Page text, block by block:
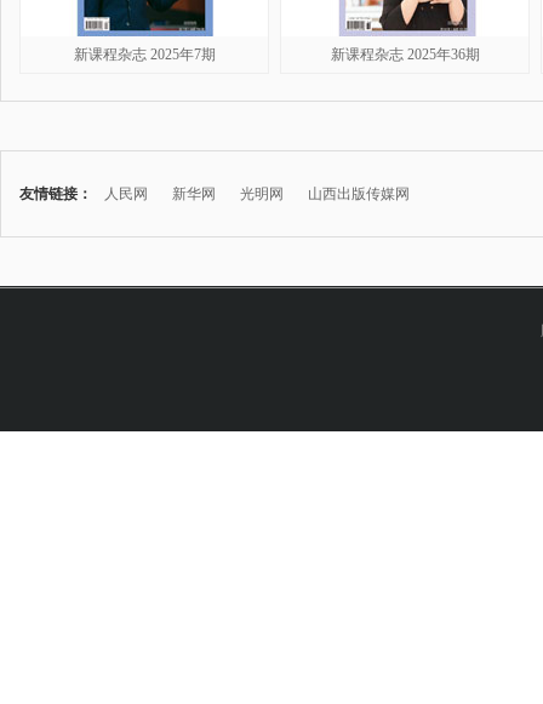
新课程杂志 2025年7期 新课程杂志 2025年36期
友情链接： 人民网 新华网 光明网 山西出版传媒网